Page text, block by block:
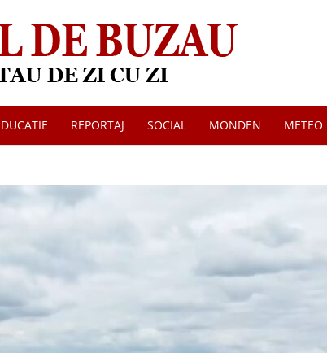
Jurnalul
REPORTAJ SOCIAL MONDEN METEO